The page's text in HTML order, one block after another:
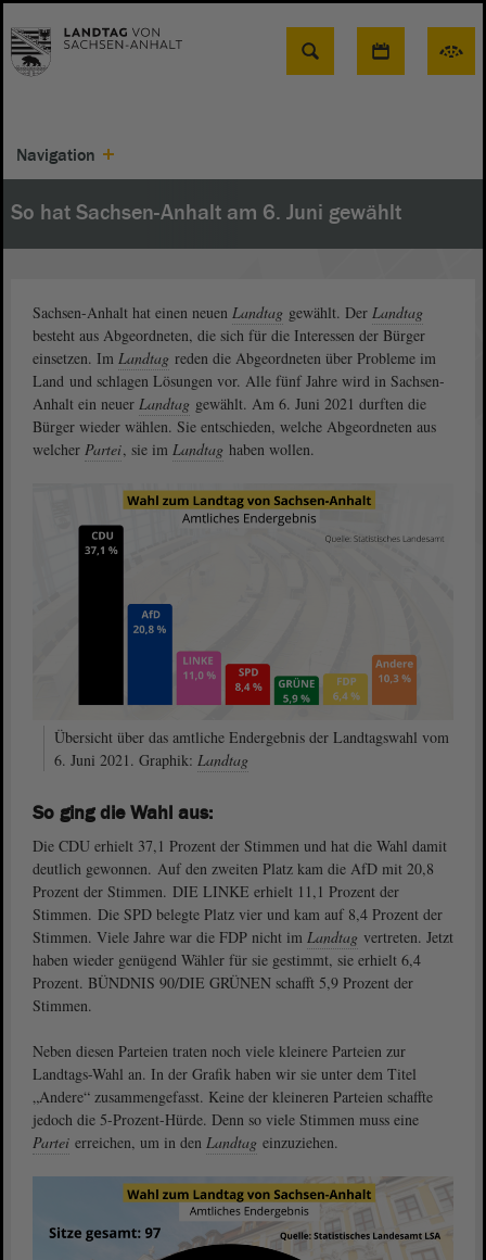
Suche
Navigation
So hat Sachsen-Anhalt am 6. Juni gewählt
Sachsen-Anhalt hat einen neuen Landtag gewählt. Der Landtag
besteht aus Abgeordneten, die sich für die Interessen der Bürger
einsetzen. Im Landtag reden die Abgeordneten über Probleme im
Land und schlagen Lösungen vor. Alle fünf Jahre wird in Sachsen-
Anhalt ein neuer Landtag gewählt. Am 6. Juni 2021 durften die
Bürger wieder wählen. Sie entschieden, welche Abgeordneten aus
welcher Partei, sie im Landtag haben wollen.
Übersicht über das amtliche Endergebnis der Landtagswahl vom
6. Juni 2021. Graphik: Landtag
So ging die Wahl aus:
Die CDU erhielt 37,1 Prozent der Stimmen und hat die Wahl damit
deutlich gewonnen. Auf den zweiten Platz kam die AfD mit 20,8
Prozent der Stimmen. DIE LINKE erhielt 11,1 Prozent der
Stimmen. Die SPD belegte Platz vier und kam auf 8,4 Prozent der
Stimmen. Viele Jahre war die FDP nicht im Landtag vertreten. Jetzt
haben wieder genügend Wähler für sie gestimmt, sie erhielt 6,4
Prozent. BÜNDNIS 90/DIE GRÜNEN schafft 5,9 Prozent der
Stimmen.
Neben diesen Parteien traten noch viele kleinere Parteien zur
Landtags-Wahl an. In der Grafik haben wir sie unter dem Titel
„Andere“ zusammengefasst. Keine der kleineren Parteien schaffte
jedoch die 5-Prozent-Hürde. Denn so viele Stimmen muss eine
Partei erreichen, um in den Landtag einzuziehen.